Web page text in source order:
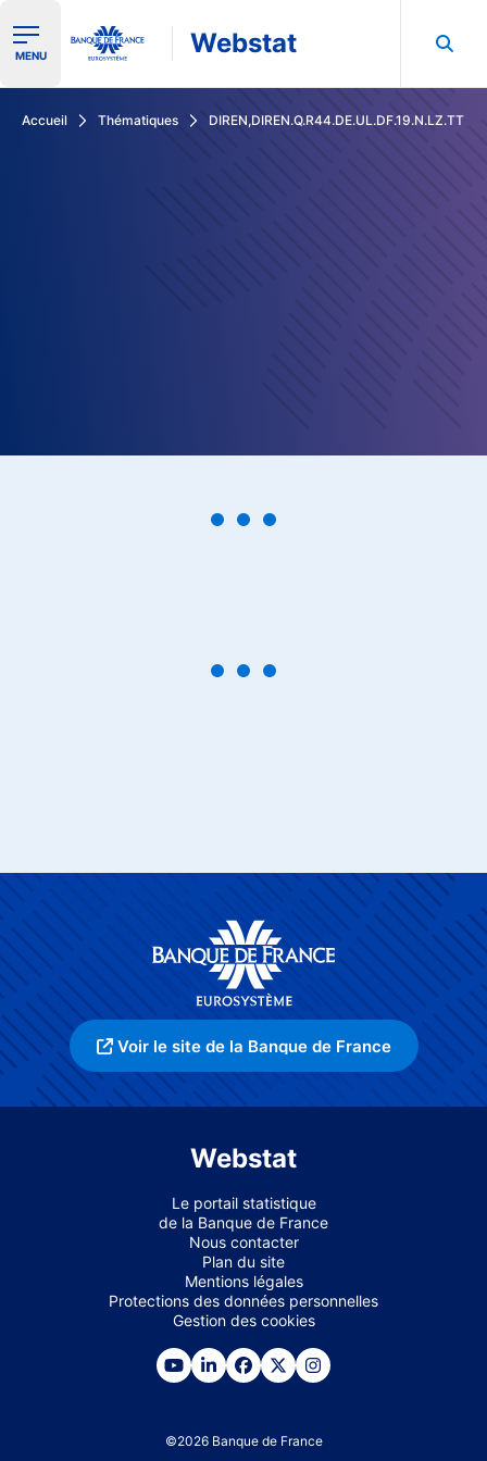
Ouvrir le menu de navigation
MENU Webstat
Accueil Thématiques DIREN,DIREN.Q.R44.DE.UL.DF.19.N.LZ.TT
Voir le site de la Banque de France
Webstat
Le portail statistique
de la Banque de France
Nous contacter
Plan du site
Mentions légales
Protections des données personnelles
Gestion des cookies
©2026 Banque de France